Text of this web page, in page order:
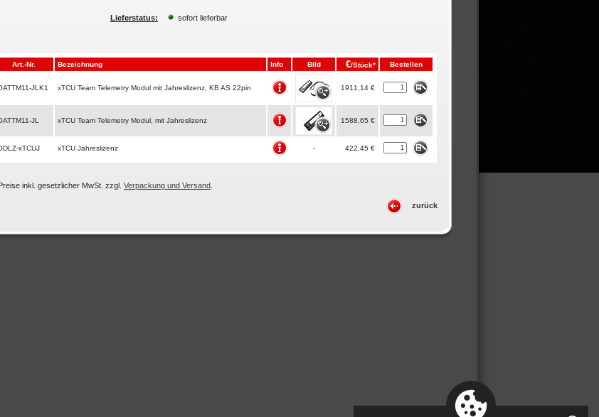
Lieferstatus: sofort lieferbar
Art.-Nr. Bezeichnung Info Bild €/Stück* Bestellen
JLK1 xTCU Team Telemetry Modul mit Jahreslizenz, KB AS 22pin 1911,14 €
JL xTCU Team Telemetry Modul, mit Jahreslizenz 1588,65 €
xTCUJ xTCU Jahreslizenz - 422,45 €
inkl. gesetzlicher MwSt. zzgl. Verpackung und Versand
zurück